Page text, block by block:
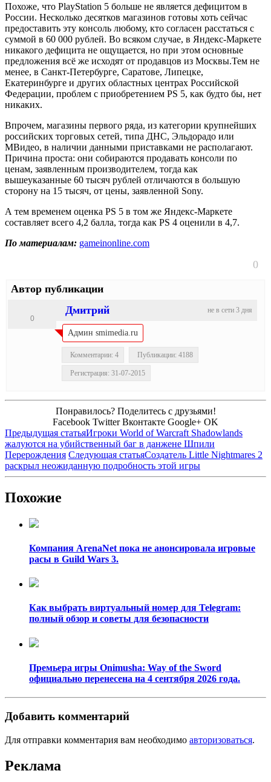
Похоже, что PlayStation 5 больше не является дефицитом в
России. Несколько десятков магазинов готовы хоть сейчас
предоставить эту консоль любому, кто согласен расстаться с
суммой в 60 000 рублей. Во всяком случае, в Яндекс-Маркете
никакого дефицита не ощущается, но при этом основные
предложения всё же исходят от продавцов из Москвы.Тем не
менее, в Санкт-Петербурге, Саратове, Липецке,
Екатеринбурге и других областных центрах Российской
Федерации, проблем с приобретением PS 5, как будто бы, нет
никаких.
Впрочем, магазины первого ряда, из категории крупнейших
российских торговых сетей, типа ДНС, Эльдорадо или
МВидео, в наличии данными приставками не располагают.
Причина проста: они собираются продавать консоли по
ценам, заявленным производителем, тогда как
вышеуказанные 60 тысяч рублей отличаются в большую
сторону на 15 тысяч, от цены, заявленной Sony.
А тем временем оценка PS 5 в том же Яндекс-Маркете
составляет всего 4,2 балла, тогда как PS 4 оценили в 4,7.
По материалам: gameinonline.com
0
Автор публикации
не в сети 3 дня
Дмитрий
0
Админ smimedia.ru
Комментарии: 4 Публикации: 4188
Регистрация: 31-07-2015
Понравилось? Поделитесь с друзьями!
Facebook Twitter Вконтакте Google+ OK
Предыдущая статьяИгроки World of Warcraft Shadowlands
жалуются на убийственный баг в данжене Шпили
Перерождения Следующая статьяСоздатель Little Nightmares 2
раскрыл неожиданную подробность этой игры
Похожие
Компания ArenaNet пока не анонсировала игровые
расы в Guild Wars 3.
Как выбрать виртуальный номер для Telegram:
полный обзор и советы для безопасности
Премьера игры Onimusha: Way of the Sword
официально перенесена на 4 сентября 2026 года.
Добавить комментарий
Для отправки комментария вам необходимо авторизоваться.
Реклама